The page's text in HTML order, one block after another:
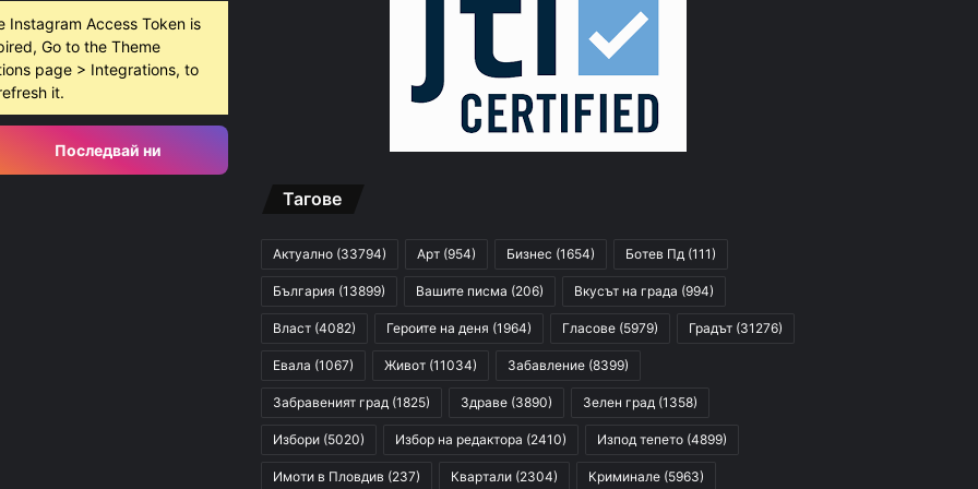
Instagram Access Token is
Go to the Theme
page > Integrations, to
it.
Последвай ни
Тагове
Актуално (33794) Арт (954) Бизнес (1654) Ботев Пд (111)
България (13899) Вашите писма (206) Вкусът на града (994)
Власт (4082) Героите на деня (1964) Гласове (5979) Градът (31276)
Евала (1067) Живот (11034) Забавление (8399)
Забравеният град (1825) Здраве (3890) Зелен град (1358)
Избори (5020) Избор на редактора (2410) Изпод тепето (4899)
Имоти в Пловдив (237) Квартали (2304) Криминале (5963)